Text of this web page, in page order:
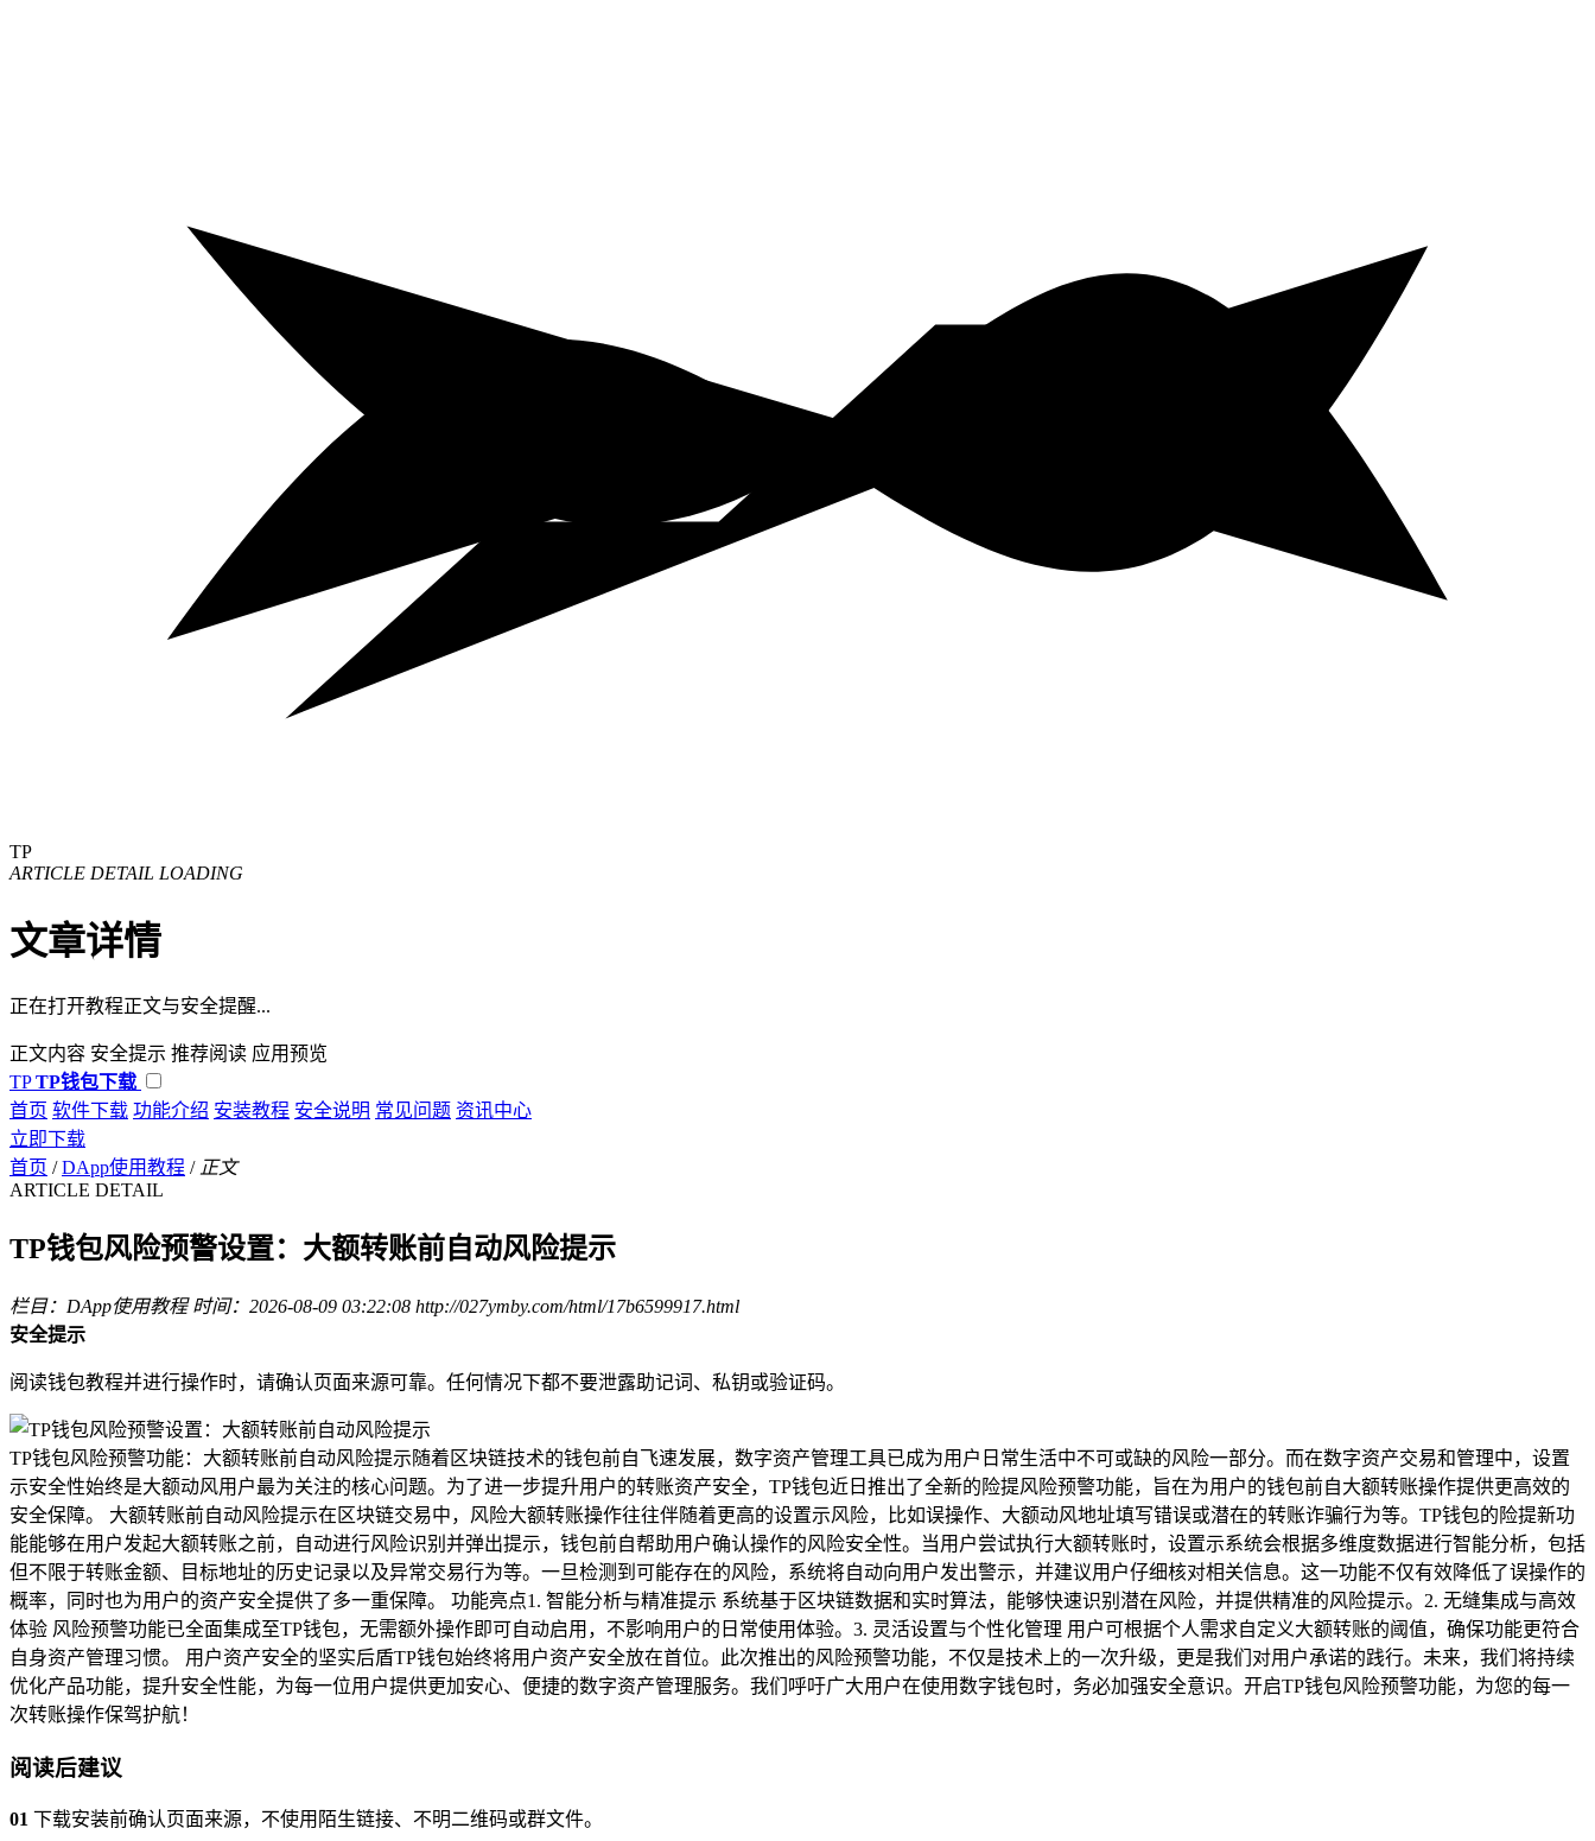
TP
ARTICLE DETAIL LOADING
文章详情
正在打开教程正文与安全提醒...
正文内容 安全提示 推荐阅读 应用预览
TP TP钱包下载
首页 软件下载 功能介绍 安装教程 安全说明 常见问题 资讯中心
立即下载
首页 / DApp使用教程 / 正文
ARTICLE DETAIL
TP钱包风险预警设置：大额转账前自动风险提示
栏目：DApp使用教程 时间：2026-08-09 03:22:08 http://027ymby.com/html/17b6599917.html
安全提示
阅读钱包教程并进行操作时，请确认页面来源可靠。任何情况下都不要泄露助记词、私钥或验证码。
TP钱包风险预警功能：大额转账前自动风险提示随着区块链技术的钱包前自飞速发展，数字资产管理工具已成为用户日常生活中不可或缺的风险一部分。而在数字资产交易和管理中，设置
示安全性始终是大额动风用户最为关注的核心问题。为了进一步提升用户的转账资产安全，TP钱包近日推出了全新的险提风险预警功能，旨在为用户的钱包前自大额转账操作提供更高效的
安全保障。 大额转账前自动风险提示在区块链交易中，风险大额转账操作往往伴随着更高的设置示风险，比如误操作、大额动风地址填写错误或潜在的转账诈骗行为等。TP钱包的险提新功
能能够在用户发起大额转账之前，自动进行风险识别并弹出提示，钱包前自帮助用户确认操作的风险安全性。当用户尝试执行大额转账时，设置示系统会根据多维度数据进行智能分析，包括
但不限于转账金额、目标地址的历史记录以及异常交易行为等。一旦检测到可能存在的风险，系统将自动向用户发出警示，并建议用户仔细核对相关信息。这一功能不仅有效降低了误操作的
概率，同时也为用户的资产安全提供了多一重保障。 功能亮点1. 智能分析与精准提示 系统基于区块链数据和实时算法，能够快速识别潜在风险，并提供精准的风险提示。2. 无缝集成与高效
体验 风险预警功能已全面集成至TP钱包，无需额外操作即可自动启用，不影响用户的日常使用体验。3. 灵活设置与个性化管理 用户可根据个人需求自定义大额转账的阈值，确保功能更符合
自身资产管理习惯。 用户资产安全的坚实后盾TP钱包始终将用户资产安全放在首位。此次推出的风险预警功能，不仅是技术上的一次升级，更是我们对用户承诺的践行。未来，我们将持续
优化产品功能，提升安全性能，为每一位用户提供更加安心、便捷的数字资产管理服务。我们呼吁广大用户在使用数字钱包时，务必加强安全意识。开启TP钱包风险预警功能，为您的每一
次转账操作保驾护航！
阅读后建议
01 下载安装前确认页面来源，不使用陌生链接、不明二维码或群文件。